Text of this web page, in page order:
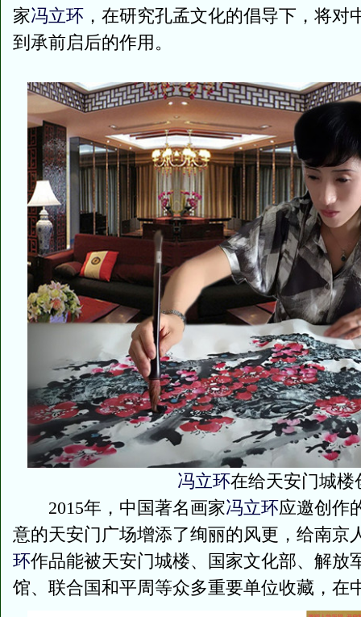
家冯立环 ，在研究孔孟文化的倡导下，将
到承前启后的作用。
冯立环在给天安门城楼
2015年，中国著名画家冯立环应邀创作
意的天安门广场增添了绚丽的风更，给南京
环作品能被天安门城楼、国家文化部、解放
馆、联合国和平周等众多重要单位收藏，在